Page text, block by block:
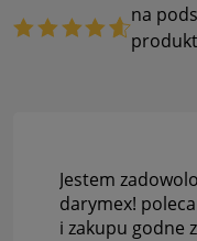
na
Jestem
darymex!
i zakupu godne